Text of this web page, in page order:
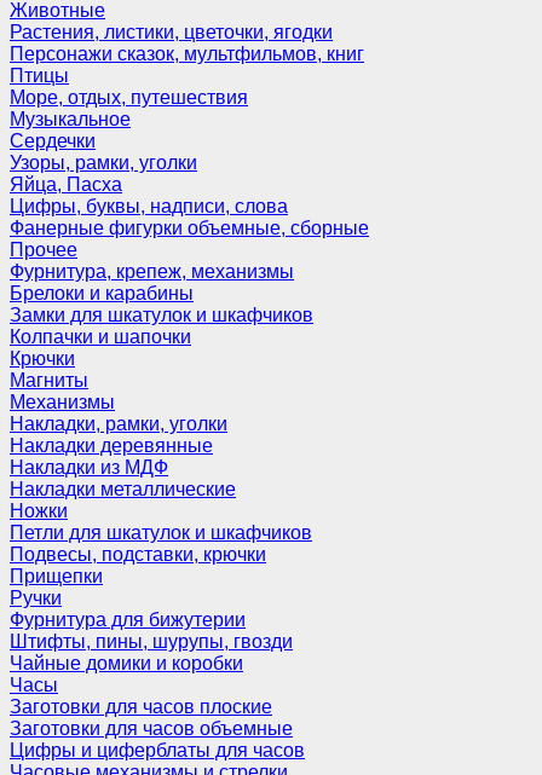
Животные
Растения, листики, цветочки, ягодки
Персонажи сказок, мультфильмов, книг
Птицы
Море, отдых, путешествия
Музыкальное
Сердечки
Узоры, рамки, уголки
Яйца, Пасха
Цифры, буквы, надписи, слова
Фанерные фигурки объемные, сборные
Прочее
Фурнитура, крепеж, механизмы
Брелоки и карабины
Замки для шкатулок и шкафчиков
Колпачки и шапочки
Крючки
Магниты
Механизмы
Накладки, рамки, уголки
Накладки деревянные
Накладки из МДФ
Накладки металлические
Ножки
Петли для шкатулок и шкафчиков
Подвесы, подставки, крючки
Прищепки
Ручки
Фурнитура для бижутерии
Штифты, пины, шурупы, гвозди
Чайные домики и коробки
Часы
Заготовки для часов плоские
Заготовки для часов объемные
Цифры и циферблаты для часов